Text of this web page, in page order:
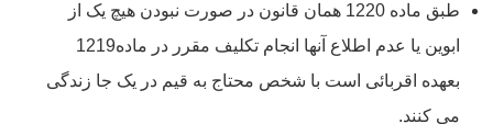
طبق ماده 1220 همان قانون در صورت نبودن هیچ یک از
ابوین یا عدم اطلاع آنها انجام تکلیف مقرر در ماده1219
بعهده اقربائی است با شخص محتاج به قیم در یک جا زندگی
می کنند.